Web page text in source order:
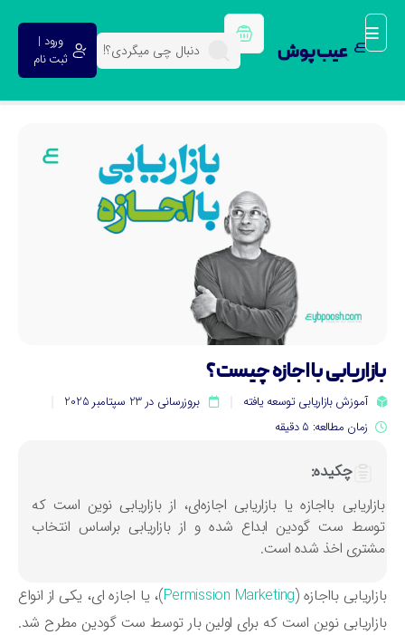
عیب پوش
ورود |
ثبت نام
با اجازه‌ چیست؟
آموزش بازاریابی توسعه یافته
بروزرسانی در 23 سپتامبر 2025
زمان مطالعه: 5 دقیقه
چکیده:
بااجازه یا بازاریابی اجازه‌ای، از بازاریابی نوین است که
ست گودین ابداع شده و از بازاریابی براساس انتخاب
اخذ شده است.
بااجازه (Permission Marketing)، یا اجازه ای، یکی از انواع
نوین است که برای اولین بار توسط ست گودین مطرح شد.